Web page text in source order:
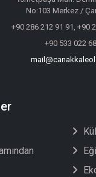
No:103 Merkez /
+90 286 212 91 91, +90
+90 533 022